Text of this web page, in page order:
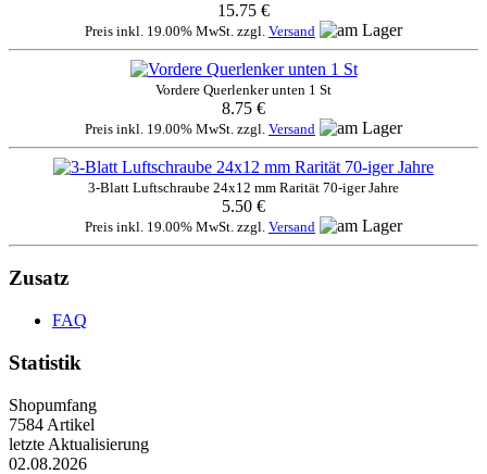
15.75 €
Preis inkl. 19.00% MwSt. zzgl. Versand
Vordere Querlenker unten 1 St
8.75 €
Preis inkl. 19.00% MwSt. zzgl. Versand
3-Blatt Luftschraube 24x12 mm Rarität 70-iger Jahre
5.50 €
Preis inkl. 19.00% MwSt. zzgl. Versand
Zusatz
FAQ
Statistik
Shopumfang
7584 Artikel
letzte Aktualisierung
02.08.2026